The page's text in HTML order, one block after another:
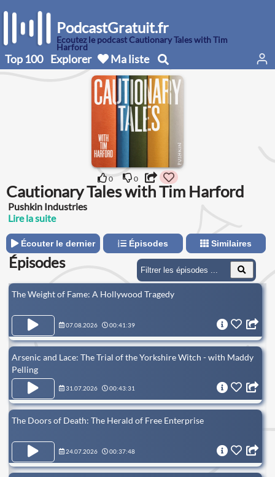
PodcastGratuit.fr
Écoutez le podcast Cautionary Tales with Tim
Harford
Top 100 Explorer Ma liste
0 0
Cautionary Tales with Tim Harford
Pushkin Industries
Lire la suite
Écouter le dernier Épisodes Similaires
Épisodes
The Weight of Fame: A Hollywood Tragedy
07.08.2026 00:41:39
Arsenic and Lace: The Trial of the Yorkshire Witch - with Maddy
Pelling
31.07.2026 00:43:31
The Doors of Death: The Herald of Free Enterprise
24.07.2026 00:37:48